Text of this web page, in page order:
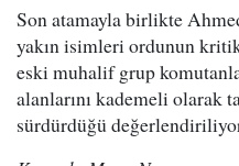
Son atamayla birlikte
yakın isimleri ordunun
eski muhalif grup
alanlarını kademeli olarak
sürdürdüğü